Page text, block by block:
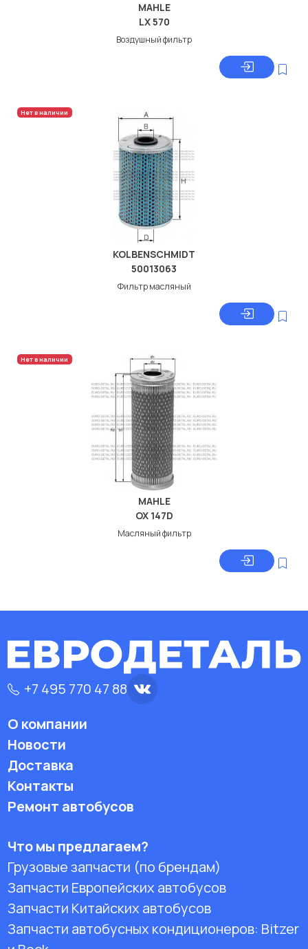
MAHLE
LX 570
Воздушный фильтр
Нет в наличии
KOLBENSCHMIDT
50013063
Фильтр масляный
Нет в наличии
MAHLE
OX 147D
Масляный фильтр
+7 495 770 47 88
О компании
Новости
Доставка
Контакты
Ремонт автобусов
Что мы предлагаем?
Грузовые запчасти (по брендам)
Запчасти Европейских автобусов
Запчасти Китайских автобусов
Запчасти автобусных кондиционеров: Bitzer